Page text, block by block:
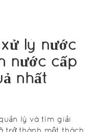
lý nước
nước cấp
nhất
lý và tìm giải
trở thành một thách